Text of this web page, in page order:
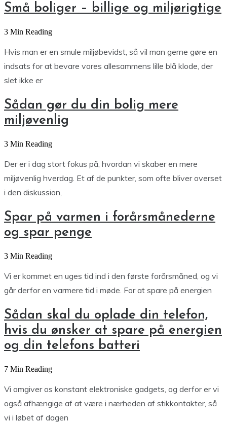
Små boliger – billige og miljørigtige
3 Min Reading
Hvis man er en smule miljøbevidst, så vil man gerne gøre en
indsats for at bevare vores allesammens lille blå klode, der
slet ikke er
Sådan gør du din bolig mere
miljøvenlig
3 Min Reading
Der er i dag stort fokus på, hvordan vi skaber en mere
miljøvenlig hverdag. Et af de punkter, som ofte bliver overset
i den diskussion,
Spar på varmen i forårsmånederne
og spar penge
3 Min Reading
Vi er kommet en uges tid ind i den første forårsmåned, og vi
går derfor en varmere tid i møde. For at spare på energien
Sådan skal du oplade din telefon,
hvis du ønsker at spare på energien
og din telefons batteri
7 Min Reading
Vi omgiver os konstant elektroniske gadgets, og derfor er vi
også afhængige af at være i nærheden af stikkontakter, så
vi i løbet af dagen